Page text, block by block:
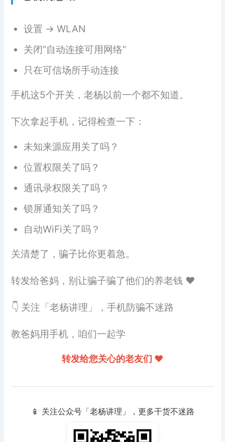
设置 → WLAN
关闭”自动连接可用网络”
只在可信场所手动连接
手机这5个开关，老杨以前一个都不知道。
下次拿起手机，记得检查一下：
未知来源应用关了吗？
位置权限关了吗？
通讯录权限关了吗？
锁屏通知关了吗？
自动WiFi关了吗？
关清楚了，骗子比你更着急。
转发给爸妈，别让骗子骗了他们的养老钱 ❤️
👇 关注「老杨讲理」，手机防骗不迷路
教爸妈用手机，咱们一起学
转发给您关心的老友们 ❤️
📱 关注公众号「老杨讲理」，更多干货不迷路